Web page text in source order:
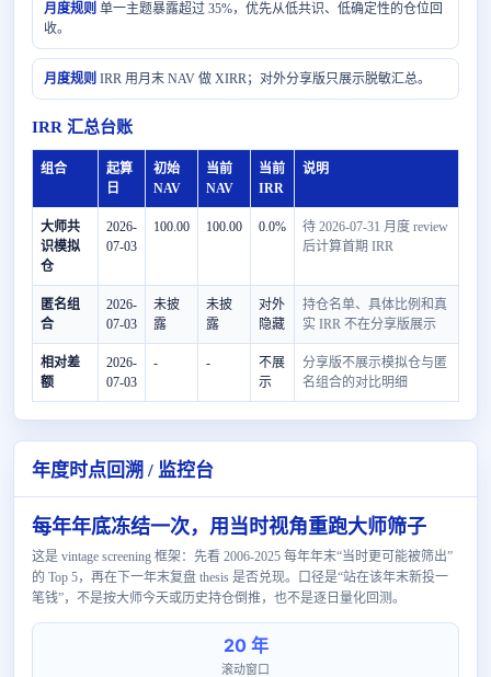
月度规则 单一主题暴露超过 35%，优先从低共识、低确定性的仓位回
收。
月度规则 IRR 用月末 NAV 做 XIRR；对外分享版只展示脱敏汇总。
IRR 汇总台账
组合
起算
日
初始
NAV
当前
NAV
当前
IRR
说明
大师共
识模拟
仓
2026-
07-03
100.00 100.00 0.0%
待 2026-07-31 月度 review
后计算首期 IRR
匿名组
合
2026-
07-03
未披
露
未披
露
对外
隐藏
持仓名单、具体比例和真
实 IRR 不在分享版展示
相对差
额
2026-
07-03
- -
不展
示
分享版不展示模拟仓与匿
名组合的对比明细
年度时点回溯 / 监控台
每年年底冻结一次，用当时视角重跑大师筛子
这是 vintage screening 框架：先看 2006-2025 每年年末“当时更可能被筛出”
的 Top 5，再在下一年末复盘 thesis 是否兑现。口径是“站在该年末新投一
笔钱”，不是按大师今天或历史持仓倒推，也不是逐日量化回测。
20 年
滚动窗口